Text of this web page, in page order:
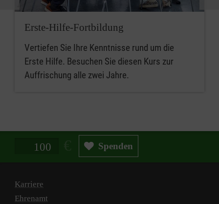
Erste-Hilfe-Fortbildung
Vertiefen Sie Ihre Kenntnisse rund um die
Erste Hilfe. Besuchen Sie diesen Kurs zur
Auffrischung alle zwei Jahre.
Spendenbetrag in Euro Spenden
Karriere
Ehrenamt